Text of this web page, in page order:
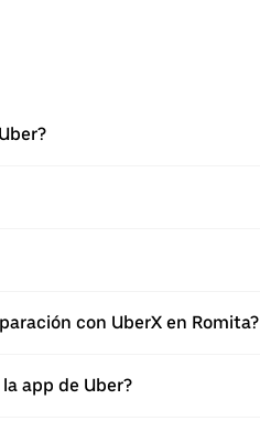
con UberX en Romita?
app de Uber?